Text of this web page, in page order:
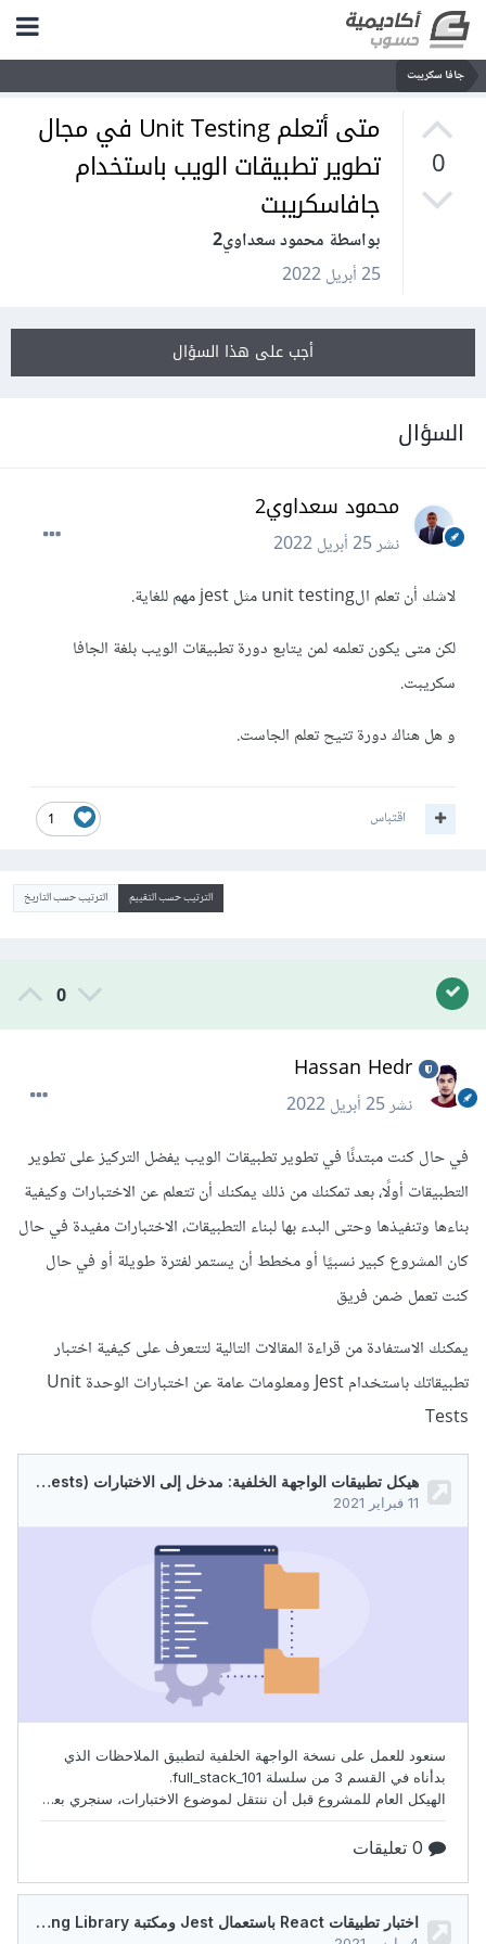
جافا سكريبت
0
متى أتعلم Unit Testing في مجال
تطوير تطبيقات الويب باستخدام
جافاسكريبت
بواسطة محمود سعداوي2
25 أبريل 2022
أجب على هذا السؤال
السؤال
محمود سعداوي2
نشر25 أبريل 2022
لاشك أن تعلم الunit testing مثل jest مهم للغاية.
لكن متى يكون تعلمه لمن يتابع دورة تطبيقات الويب بلغة الجافا
سكريبت.
و هل هناك دورة تتيح تعلم الجاست.
1 اقتباس
الترتيب حسب التقييم الترتيب حسب التاريخ
0
Hassan Hedr
نشر25 أبريل 2022
في حال كنت مبتدئًا في تطوير تطبيقات الويب يفضل التركيز على تطوير
التطبيقات أولًا، بعد تمكنك من ذلك يمكنك أن تتعلم عن الاختبارات وكيفية
بناءها وتنفيذها وحتى البدء بها لبناء التطبيقات، الاختبارات مفيدة في حال
كان المشروع كبير نسبيًا أو مخطط أن يستمر لفترة طويلة أو في حال
كنت تعمل ضمن فريق
يمكنك الاستفادة من قراءة المقالات التالية لتتعرف على كيفية اختبار
تطبيقاتك باستخدام Jest ومعلومات عامة عن اختبارات الوحدة Unit
Tests